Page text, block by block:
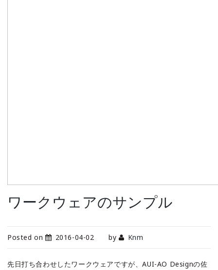
ワークウェアのサンプル
Posted on 2016-04-02 by Knm
先日打ち合わせしたワークウェアですが、AUI-AO Designの佐